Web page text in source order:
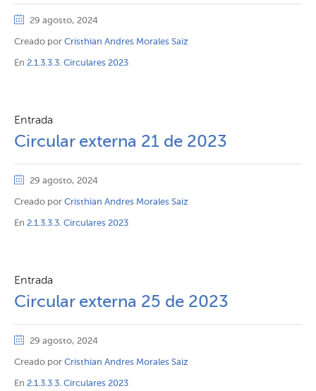
29 agosto, 2024
Creado por Cristhian Andres Morales Saiz
En 2.1.3.3.3. Circulares 2023
Entrada
Circular externa 21 de 2023
29 agosto, 2024
Creado por Cristhian Andres Morales Saiz
En 2.1.3.3.3. Circulares 2023
Entrada
Circular externa 25 de 2023
29 agosto, 2024
Creado por Cristhian Andres Morales Saiz
En 2.1.3.3.3. Circulares 2023